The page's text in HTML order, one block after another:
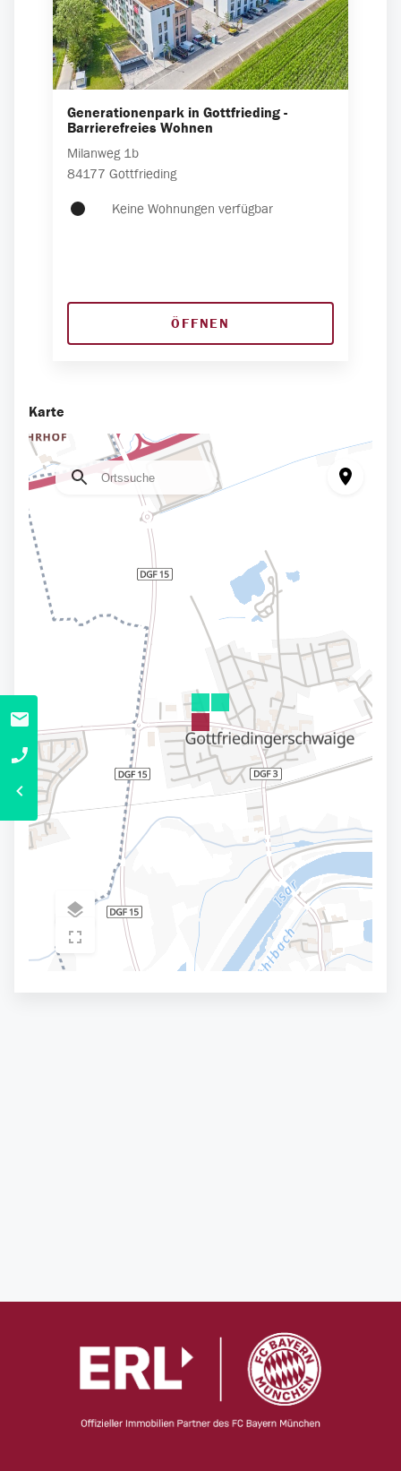
Generationenpark in Gottfrieding -
Barrierefreies Wohnen
Milanweg 1b
84177 Gottfrieding
Keine Wohnungen verfügbar
ÖFFNEN
Karte